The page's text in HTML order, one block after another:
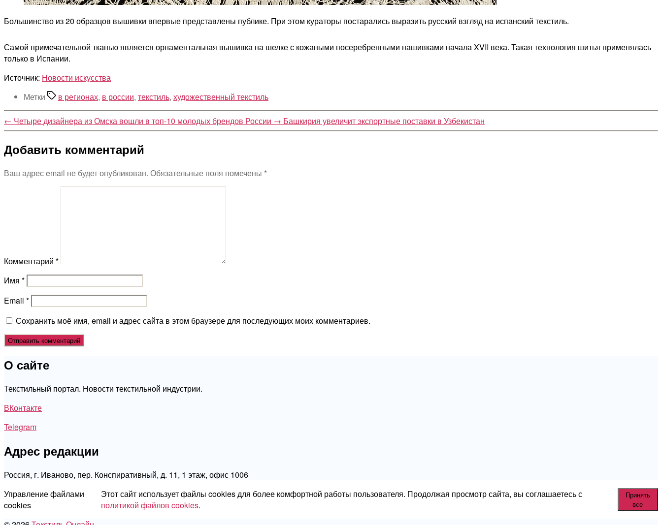
Большинство из 20 образцов вышивки впервые представлены публике. При этом кураторы постарались выразить русский взгляд на испанский текстиль.
Самой примечательной тканью является орнаментальная вышивка на шелке с кожаными посеребренными нашивками начала XVII века. Такая технология шитья применялась
только в Испании.
Источник: Новости искусства
Метки
в регионах, в россии, текстиль, художественный текстиль
← Четыре дизайнера из Омска вошли в топ-10 молодых брендов России → Башкирия увеличит экспортные поставки в Узбекистан
Добавить комментарий
Ваш адрес email не будет опубликован. Обязательные поля помечены *
Комментарий *
Имя *
Email *
Сохранить моё имя, email и адрес сайта в этом браузере для последующих моих комментариев.
О сайте
Текстильный портал. Новости текстильной индустрии.
ВКонтакте
Telegram
Адрес редакции
Россия, г. Иваново, пер. Конспиративный, д. 11, 1 этаж, офис 1006
Управление файлами
cookies
Этот сайт использует файлы cookies для более комфортной работы пользователя. Продолжая просмотр сайта, вы соглашаетесь с
политикой файлов cookies.
Принять
все